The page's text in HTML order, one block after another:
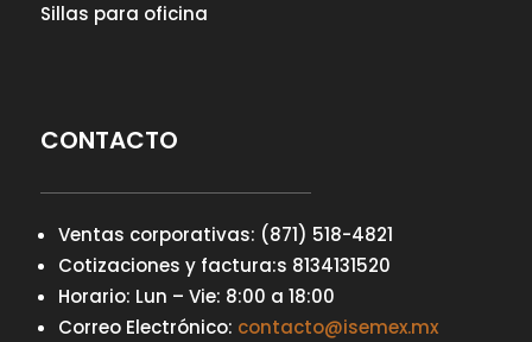
Sillas para oficina
CONTACTO
Ventas corporativas: (871) 518-4821
Cotizaciones y factura:s 8134131520
Horario: Lun – Vie: 8:00 a 18:00
Correo Electrónico: contacto@isemex.mx